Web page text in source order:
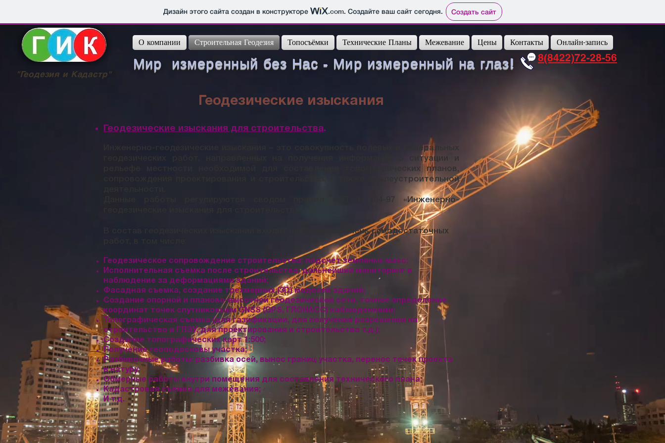
Дизайн этого сайта создан в конструкторе .com. Создайте ваш сайт сегодня. Создать сайт
О компании Строительная Геодезия Топосъёмки Технические Планы Межевание Цены Контакты Онлайн-запись
"Геодезия и Кадастр"
Мир измеренный без Нас - Мир измеренный на глаз! 8(8422)72-28-56
Геодезические изыскания
Геодезические изыскания для строительства.
Инженерно-геодезические изыскания – это совокупность полевых и камеральных
геодезических работ, направленных на получения информации о ситуации и
рельефе местности необходимой для составления топографических планов,
сопровождения проектирования и строительства, а также землеустроительной
Данные работы регулируются сводом правил «СП 11-104-97 «Инженерно-
В состав геодезических изысканий входит широкий перечень самодостаточных
Геодезическое сопровождение строительства: подсчет земляных масс;
Исполнительная съемка после строительства, дальнейший мониторинг и
наблюдение за деформациями зданий;
Фасадная съемка, создание трехмерных (3D) моделей зданий;
Создание опорной и планово-высотной геодезической сети, точное определение
координат точек спутниковыми GNSS (GPS, ГЛОНАСС) наблюдениями;
Топографическая съемка (для газификации, для получения разрешения на
строительство и ГПЗУ, для проектирования и строительства т.д.);
Создание топографических карт 1:500;
Получение геоподосновы участка;
Разбивочные работы: разбивка осей, вынос границ участка, перенос точек проекта
в натуру;
Обмерные работы внутри помещения для составления технического плана;
Кадастровая съемка для межевания;
И т.д.